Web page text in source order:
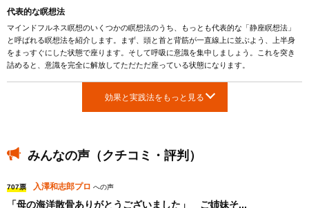
代表的な瞑想法
マインドフルネス瞑想のいくつかの瞑想法のうち、もっとも代表的な「静座瞑想法」
と呼ばれる瞑想法を紹介します。まず、頭と首と背筋が一直線上に並ぶよう、上半身
をまっすぐにした状態で座ります。そして呼吸に意識を集中しましょう。これを突き
詰めると、意識を完全に解放してただただ座っている状態になります。
効果と実践法をもっと見る
みんなの声（クチコミ・評判）
707票 入澤和志郎プロ への声
「母の海洋散骨ありがとうございました」 ご姉妹そ...